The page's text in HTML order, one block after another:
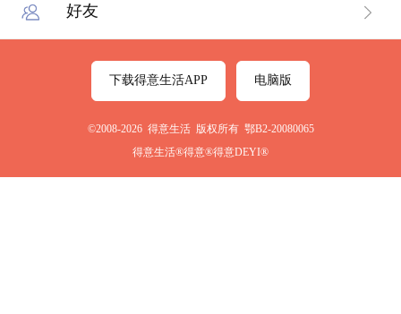
好友
下载得意生活APP 电脑版
©2008-2026 得意生活 版权所有 鄂B2-20080065
得意生活®得意®得意DEYI®